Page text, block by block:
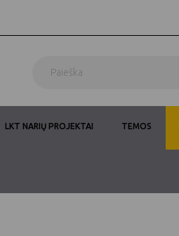
LKT NARIŲ PROJEKTAI TEMOS